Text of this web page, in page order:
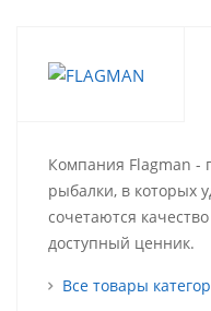
Компания Flagman -
рыбалки, в которых
сочетаются
доступный ценник.
Все товары